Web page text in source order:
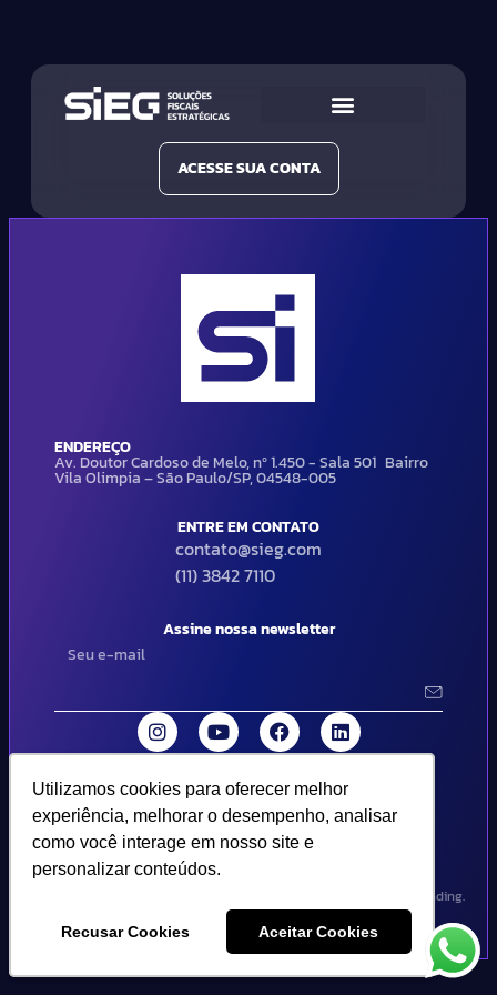
Utilizamos cookies para oferecer melhor
experiência, melhorar o desempenho, analisar
como você interage em nosso site e
personalizar conteúdos.
Recusar Cookies Aceitar Cookies
Utilizamos cookies para oferecer melhor
experiência, melhorar o desempenho, analisar
como você interage em nosso site e
personalizar conteúdos.
Recusar Cookies Aceitar Cookies
ACESSE SUA CONTA
ENDEREÇO
Av. Doutor Cardoso de Melo, nº 1.450 - Sala 501 Bairro
Vila Olimpia – São Paulo/SP, 04548-005
ENTRE EM CONTATO
contato@sieg.com
(11) 3842 7110
Assine nossa newsletter
© 2024 SIEG Soluções Fiscais Estratégicas. Todos os direitos
reservados | Termos de uso e política de privacidade..
Design por Empória Branding.